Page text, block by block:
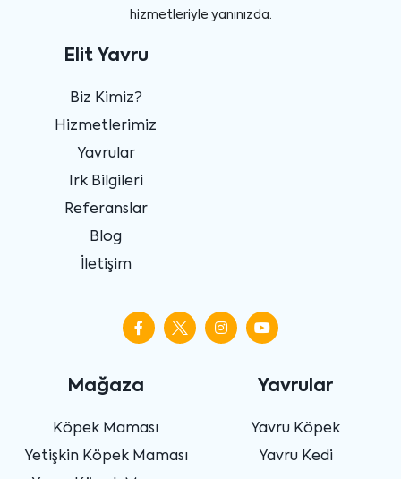
hizmetleriyle yanınızda.
Elit Yavru
Biz Kimiz?
Hizmetlerimiz
Yavrular
Irk Bilgileri
Referanslar
Blog
İletişim
Mağaza
Köpek Maması
Yetişkin Köpek Maması
Yavrular
Yavru Köpek
Yavru Kedi